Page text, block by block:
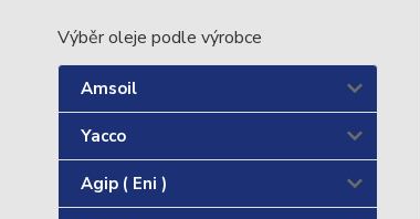
Výběr oleje podle výrobce
Amsoil
Yacco
Agip ( Eni )